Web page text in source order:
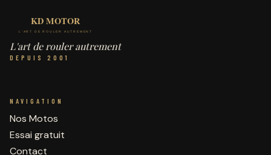
L'art de rouler autrement
DEPUIS 2001
NAVIGATION
Nos Motos
Essai gratuit
Contact